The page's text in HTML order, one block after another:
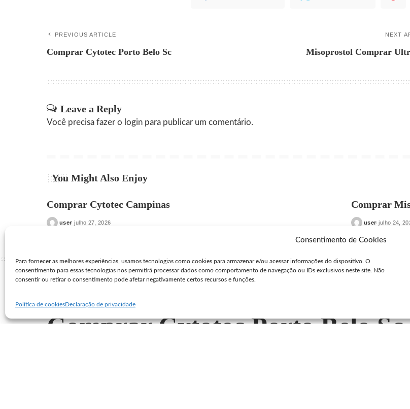
Consentimento de Cookies
Para fornecer as melhores experiências, usamos tecnologias como cookies para armazenar e/ou acessar informações do dispositivo. O
consentimento para essas tecnologias nos permitirá processar dados como comportamento de navegação ou IDs exclusivos neste site. Não
consentir ou retirar o consentimento pode afetar negativamente certos recursos e funções.
Política de cookiesDeclaração de privacidade
PREVIOUS ARTICLE
Comprar Cytotec Porto Belo Sc
NEXT
Misoprostol Comprar
Leave a Reply
Você precisa fazer o login para publicar um comentário.
You Might Also Enjoy
Comprar Cytotec Campinas
Posted
user julho 27, 2026
Comprar
Posted
user julho 24,
Seguro Cytotec>Blog>Blog>Comprar Cytotec Porto Belo Sc
Blog
Comprar Cytotec Porto Belo Sc